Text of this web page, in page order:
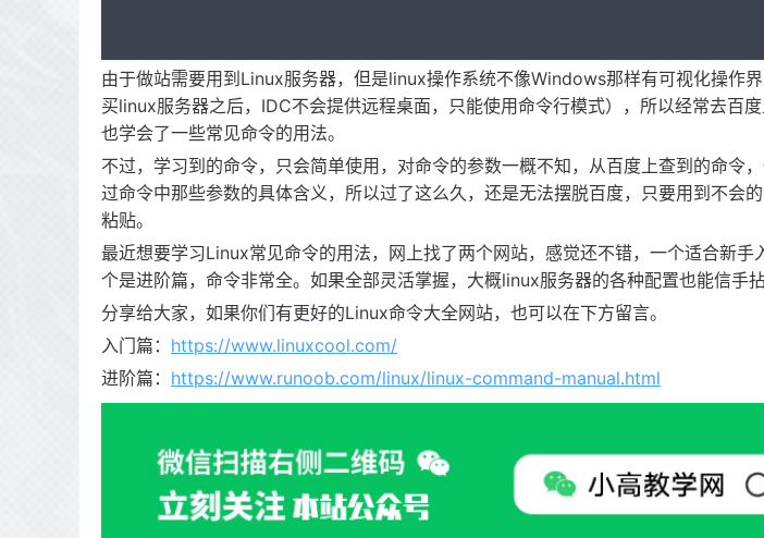
由于做站需要用到Linux服务器，但是linux操作系统不像Windows那样有可视化操作
买linux服务器之后，IDC不会提供远程桌面，只能使用命令行模式），所以经常去百度
也学会了一些常见命令的用法。
不过，学习到的命令，只会简单使用，对命令的参数一概不知，从百度上查到的命令
过命令中那些参数的具体含义，所以过了这么久，还是无法摆脱百度，只要用到不会
粘贴。
最近想要学习Linux常见命令的用法，网上找了两个网站，感觉还不错，一个适合新手
个是进阶篇，命令非常全。如果全部灵活掌握，大概linux服务器的各种配置也能信手拈
分享给大家，如果你们有更好的Linux命令大全网站，也可以在下方留言。
入门篇： https://www.linuxcool.com/
进阶篇： https://www.runoob.com/linux/linux-command-manual.html